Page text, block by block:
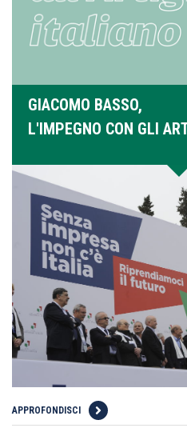
GIACOMO BASSO,
L'IMPEGNO CON GLI
APPROFONDISCI